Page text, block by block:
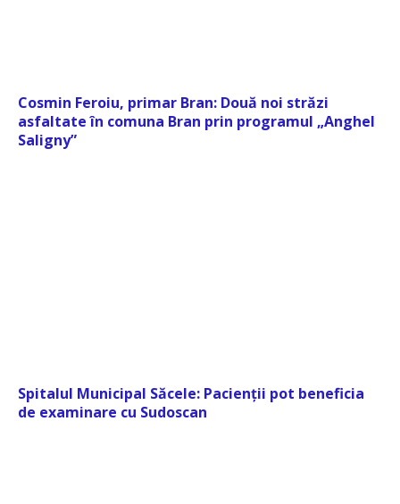
Cosmin Feroiu, primar Bran: Două noi străzi
asfaltate în comuna Bran prin programul „Anghel
Saligny”
Spitalul Municipal Săcele: Pacienții pot beneficia
de examinare cu Sudoscan